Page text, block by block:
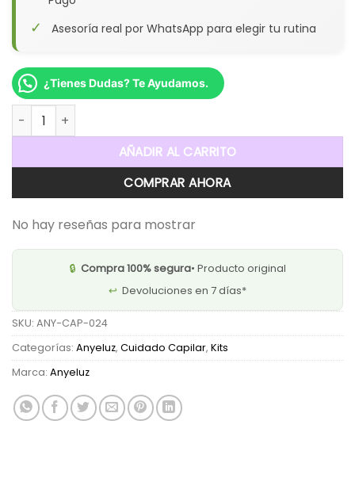
✓ Asesoría real por WhatsApp para elegir tu rutina
¿Tienes Dudas? Te Ayudamos.
Kit Duo Ginseng Anyeluz cantidad
AÑADIR AL CARRITO
COMPRAR AHORA
No hay reseñas para mostrar
🔒 Compra 100% segura• Producto original
↩️ Devoluciones en 7 días*
SKU: ANY-CAP-024
Categorías: Anyeluz, Cuidado Capilar, Kits
Marca: Anyeluz